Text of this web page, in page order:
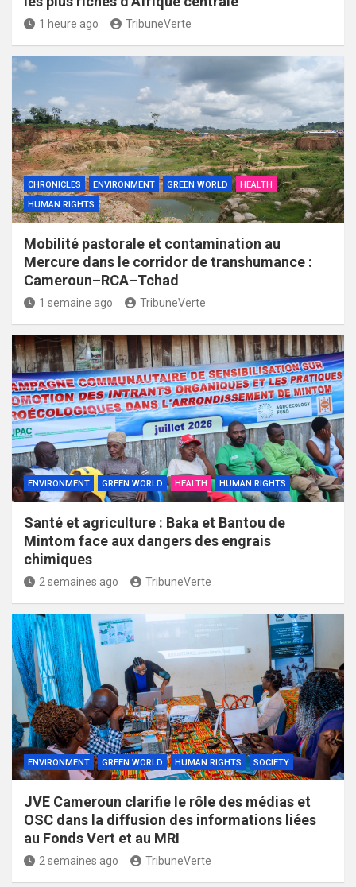
1 heure ago TribuneVerte
CHRONICLES ENVIRONMENT GREEN WORLD
HEALTH
HUMAN RIGHTS
Mobilité pastorale et contamination au
Mercure dans le corridor de transhumance :
Cameroun–RCA–Tchad
1 semaine ago TribuneVerte
ENVIRONMENT GREEN WORLD HEALTH HUMAN RIGHTS
Santé et agriculture : Baka et Bantou de
Mintom face aux dangers des engrais
chimiques
2 semaines ago TribuneVerte
ENVIRONMENT GREEN WORLD HUMAN RIGHTS SOCIETY
JVE Cameroun clarifie le rôle des médias et
OSC dans la diffusion des informations liées
au Fonds Vert et au MRI
2 semaines ago TribuneVerte